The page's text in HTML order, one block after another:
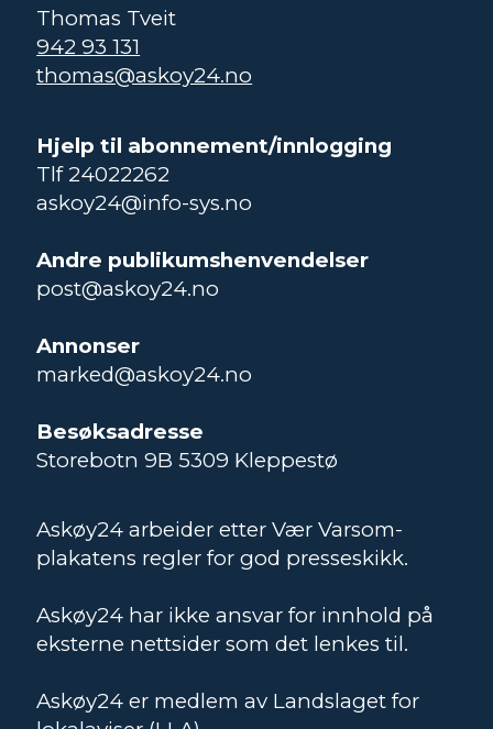
Thomas Tveit
942 93 131
thomas@askoy24.no
Hjelp til abonnement/innlogging
Tlf 24022262
askoy24@info-sys.no
Andre publikumshenvendelser
post@askoy24.no
Annonser
marked@askoy24.no
Besøksadresse
Storebotn 9B 5309 Kleppestø
Askøy24 arbeider etter Vær Varsom-
plakatens regler for god presseskikk.
Askøy24 har ikke ansvar for innhold på
eksterne nettsider som det lenkes til.
Askøy24 er medlem av Landslaget for